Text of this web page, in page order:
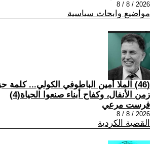
2026 / 8 / 8
مواضيع وابحاث سياسية
(46) الملا أمين الباطوفي الكولي...
زمن الأنفال، وكفاح أبناء صنعوا الحياة(4)
فرست مرعي
2026 / 8 / 8
القضية الكردية